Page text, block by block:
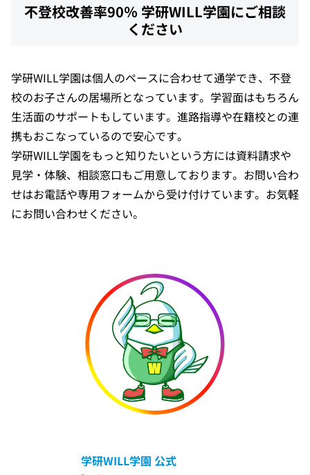
不登校改善率90％ 学研WILL学園にご相談
ください
学研WILL学園は個人のペースに合わせて通学でき、不登
校のお子さんの居場所となっています。学習面はもちろん
生活面のサポートもしています。進路指導や在籍校との連
携もおこなっているので安心です。
学研WILL学園をもっと知りたいという方には資料請求や
見学・体験、相談窓口もご用意しております。お問い合わ
せはお電話や専用フォームから受け付けています。お気軽
にお問い合わせください。
学研WILL学園 公式